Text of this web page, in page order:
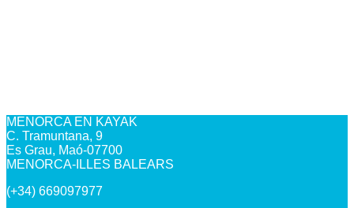
MENORCA EN KAYAK
C. Tramuntana, 9
Es Grau, Maó-07700
MENORCA-ILLES BALEARS
(+34) 669097977